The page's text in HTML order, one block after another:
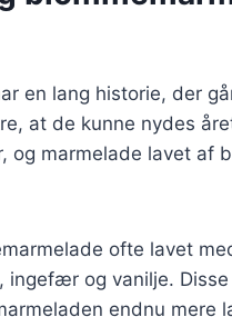
en lang historie, der
at de kunne nydes
og marmelade lavet af
ofte lavet
ingefær og vanilje.
endnu mere